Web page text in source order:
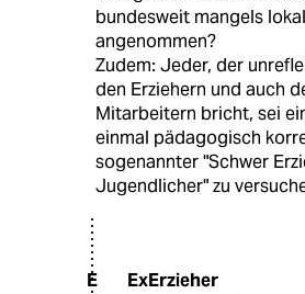
bundesweit mangels
angenommen?
Zudem: Jeder, der
den Erziehern und auch
Mitarbeitern bricht, sei
einmal pädagogisch
sogenannter "Schwer
Jugendlicher" zu
E ExErzieher